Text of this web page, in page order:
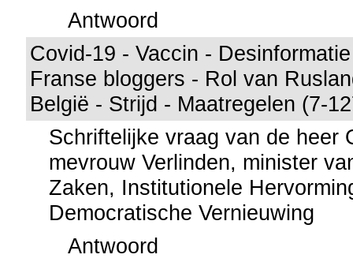
Antwoord
Covid-19 - Vaccin -
Franse bloggers - Rol van
België - Strijd - Maatregelen (7-
Schriftelijke vraag van de heer
mevrouw Verlinden, minister
Zaken, Institutionele
Democratische Vernieuwing
Antwoord